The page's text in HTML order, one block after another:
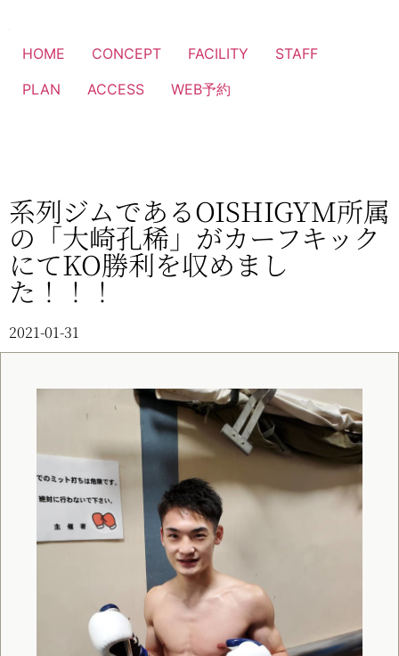
HOME CONCEPT FACILITY
STAFF
PLAN
ACCESS WEB予約
系列ジムであるOISHIGYM所属
の「大崎孔稀」がカーフキック
にてKO勝利を収めまし
た！！！
2021-01-31